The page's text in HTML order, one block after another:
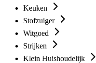
Keuken
Stofzuiger
Witgoed
Strijken
Klein Huishoudelijk